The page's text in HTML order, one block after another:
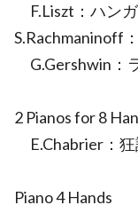
F.Liszt：ハン
S.Rachmaninoff
G.Gershwin：
2 Pianos for 8
E.Chabrier：狂
Piano 4 Hands